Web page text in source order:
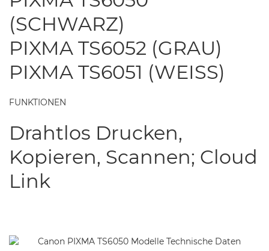
(SCHWARZ)
PIXMA TS6052 (GRAU)
PIXMA TS6051 (WEISS)
FUNKTIONEN
Drahtlos Drucken,
Kopieren, Scannen; Cloud
Link